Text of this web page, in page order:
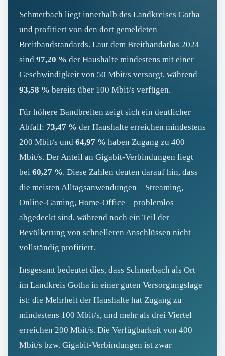
Schmerbach liegt innerhalb des Landkreises Gotha
und profitiert von den dort gemeldeten
Breitbandstandards. Laut dem Breitbandatlas 2024
sind 97,20 % der Haushalte mindestens mit einer
Geschwindigkeit von 50 Mbit/s versorgt, während
93,58 % bereits über 100 Mbit/s verfügen.
Für höhere Bandbreiten zeigt sich ein deutlicher
Abfall: 73,47 % der Haushalte erreichen mindestens
200 Mbit/s und 64,97 % haben Zugang zu 400
Mbit/s. Der Anteil an Gigabit‑Verbindungen liegt
bei 60,27 %. Diese Zahlen deuten darauf hin, dass
die meisten Alltagsanwendungen – Streaming,
Online‑Gaming, Home‑Office – problemlos
abgedeckt sind, während noch ein Teil der
Bevölkerung von schnelleren Anschlüssen nicht
vollständig profitiert.
Insgesamt bedeutet dies, dass Schmerbach als Ort
im Landkreis Gotha in einer guten Versorgungslage
ist: die Mehrheit der Haushalte hat Zugang zu
mindestens 100 Mbit/s, und mehr als drei Viertel
erreichen 200 Mbit/s. Die Verfügbarkeit von 400
Mbit/s bzw. Gigabit‑Verbindungen ist zwar